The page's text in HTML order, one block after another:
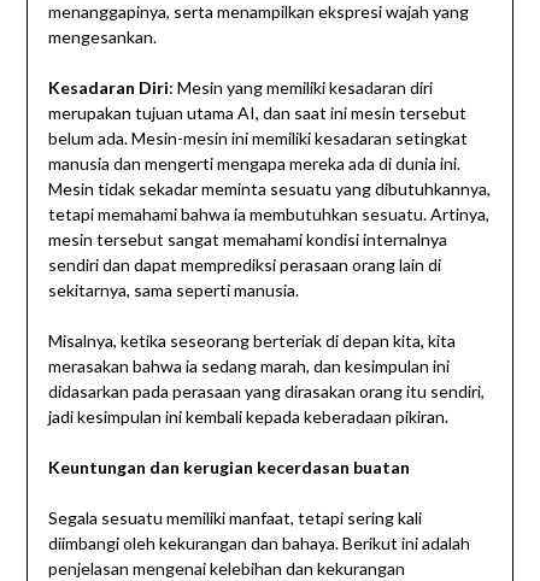
menanggapinya, serta menampilkan ekspresi wajah yang
mengesankan.
Kesadaran Diri: Mesin yang memiliki kesadaran diri
merupakan tujuan utama AI, dan saat ini mesin tersebut
belum ada. Mesin-mesin ini memiliki kesadaran setingkat
manusia dan mengerti mengapa mereka ada di dunia ini.
Mesin tidak sekadar meminta sesuatu yang dibutuhkannya,
tetapi memahami bahwa ia membutuhkan sesuatu. Artinya,
mesin tersebut sangat memahami kondisi internalnya
sendiri dan dapat memprediksi perasaan orang lain di
sekitarnya, sama seperti manusia.
Misalnya, ketika seseorang berteriak di depan kita, kita
merasakan bahwa ia sedang marah, dan kesimpulan ini
didasarkan pada perasaan yang dirasakan orang itu sendiri,
jadi kesimpulan ini kembali kepada keberadaan pikiran.
Keuntungan dan kerugian kecerdasan buatan
Segala sesuatu memiliki manfaat, tetapi sering kali
diimbangi oleh kekurangan dan bahaya. Berikut ini adalah
penjelasan mengenai kelebihan dan kekurangan